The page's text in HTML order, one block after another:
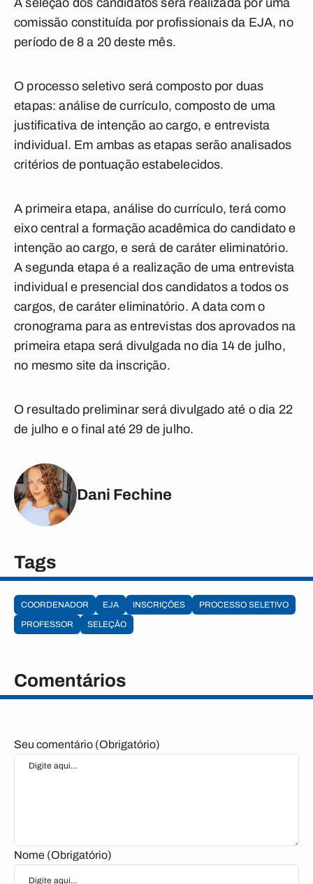
A seleção dos candidatos será realizada por uma
comissão constituída por profissionais da EJA, no
período de 8 a 20 deste mês.
O processo seletivo será composto por duas
etapas: análise de currículo, composto de uma
justificativa de intenção ao cargo, e entrevista
individual. Em ambas as etapas serão analisados
critérios de pontuação estabelecidos.
A primeira etapa, análise do currículo, terá como
eixo central a formação acadêmica do candidato e
intenção ao cargo, e será de caráter eliminatório.
A segunda etapa é a realização de uma entrevista
individual e presencial dos candidatos a todos os
cargos, de caráter eliminatório. A data com o
cronograma para as entrevistas dos aprovados na
primeira etapa será divulgada no dia 14 de julho,
no mesmo site da inscrição.
O resultado preliminar será divulgado até o dia 22
de julho e o final até 29 de julho.
Dani Fechine
Tags
COORDENADOR EJA INSCRIÇÕES
PROCESSO SELETIVO
PROFESSOR
SELEÇÃO
Comentários
Seu comentário (Obrigatório)
Nome (Obrigatório)